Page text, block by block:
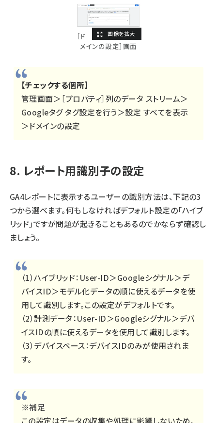
［ド
メインの設定］画面
【チェックする個所】
管理画面＞［プロパティ］列のデータ ストリーム＞
Googleタグ タグ設定を行う＞設定 すべてを表示
＞ドメインの設定
8. レポート用識別子の設定
GA4レポートに表示するユーザーの識別方法は、下記の3
つから選べます。何もしなければデフォルト設定の「ハイブ
リッド」ですが問題が起きることもあるのでかならず確認し
ましょう。
（1）ハイブリッド：User-ID＞Googleシグナル＞デ
バイスID＞モデル化データの順に使えるデータを使
用して識別します。この設定がデフォルトです。
（2）計測データ：User-ID＞Googleシグナル＞デバ
イスIDの順に使えるデータを使用して識別します。
（3）デバイスベース：デバイスIDのみが使用されま
す。
※補足
この設定はデータの収集や処理に影響しないため、